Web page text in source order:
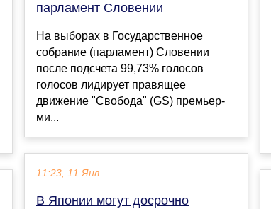
парламент Словении
На выборах в Государственное
собрание (парламент) Словении
после подсчета 99,73% голосов
голосов лидирует правящее
движение "Свобода" (GS) премьер-
ми...
11:23, 11 Янв
В Японии могут досрочно